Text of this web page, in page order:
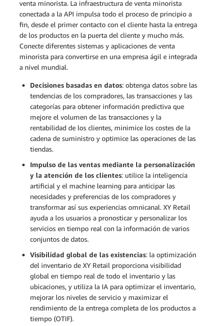
venta minorista. La infraestructura de venta minorista
conectada a la API impulsa todo el proceso de principio a
fin, desde el primer contacto con el cliente hasta la entrega
de los productos en la puerta del cliente y mucho más.
Conecte diferentes sistemas y aplicaciones de venta
minorista para convertirse en una empresa ágil e integrada
a nivel mundial.
Decisiones basadas en datos: obtenga datos sobre las
tendencias de los compradores, las transacciones y las
categorías para obtener información predictiva que
mejore el volumen de las transacciones y la
rentabilidad de los clientes, minimice los costes de la
cadena de suministro y optimice las operaciones de las
tiendas.
Impulso de las ventas mediante la personalización
y la atención de los clientes: utilice la inteligencia
artificial y el machine learning para anticipar las
necesidades y preferencias de los compradores y
transformar así sus experiencias omnicanal. XY Retail
ayuda a los usuarios a pronosticar y personalizar los
servicios en tiempo real con la información de varios
conjuntos de datos.
Visibilidad global de las existencias: la optimización
del inventario de XY Retail proporciona visibilidad
global en tiempo real de todo el inventario y las
ubicaciones, y utiliza la IA para optimizar el inventario,
mejorar los niveles de servicio y maximizar el
rendimiento de la entrega completa de los productos a
tiempo (OTIF).